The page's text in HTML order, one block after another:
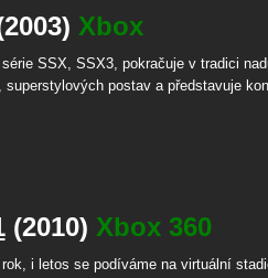
Xbox
SSX, SSX3, pokračuje v tradici
superstylových postav a představuje
(2010) Xbox 360
i letos se podíváme na virtuální